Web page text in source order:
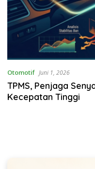
Otomotif Juni 1, 2026
TPMS, Penjaga
Kecepatan Tinggi